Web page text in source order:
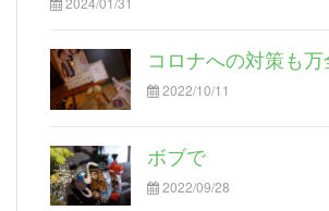
コロナへの対策も万
2022/10/11
ボブで
2022/09/28